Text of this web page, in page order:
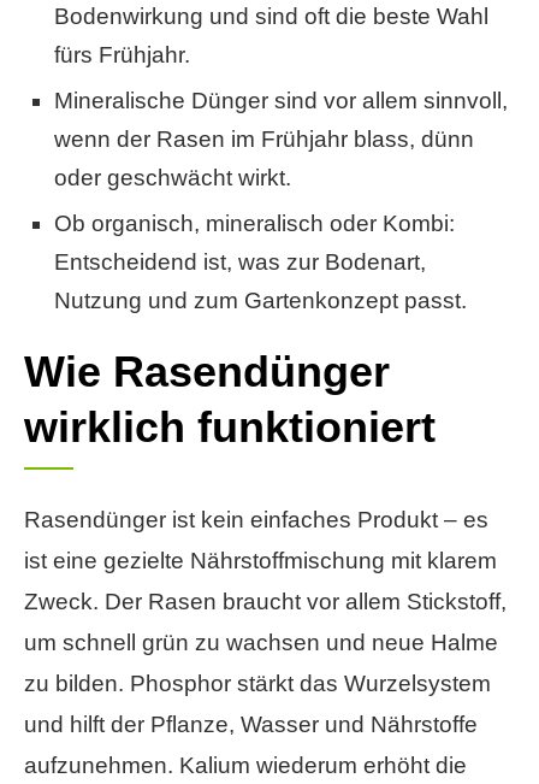
Bodenwirkung und sind oft die beste Wahl
fürs Frühjahr.
Mineralische Dünger sind vor allem sinnvoll,
wenn der Rasen im Frühjahr blass, dünn
oder geschwächt wirkt.
Ob organisch, mineralisch oder Kombi:
Entscheidend ist, was zur Bodenart,
Nutzung und zum Gartenkonzept passt.
Wie Rasendünger
wirklich funktioniert
Rasendünger ist kein einfaches Produkt – es
ist eine gezielte Nährstoffmischung mit klarem
Zweck. Der Rasen braucht vor allem Stickstoff,
um schnell grün zu wachsen und neue Halme
zu bilden. Phosphor stärkt das Wurzelsystem
und hilft der Pflanze, Wasser und Nährstoffe
aufzunehmen. Kalium wiederum erhöht die